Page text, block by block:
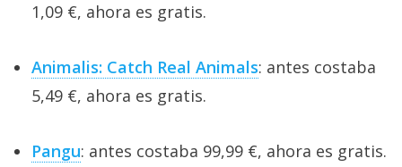
1,09 €, ahora es gratis.
Animalis: Catch Real Animals: antes costaba
5,49 €, ahora es gratis.
Pangu: antes costaba 99,99 €, ahora es gratis.